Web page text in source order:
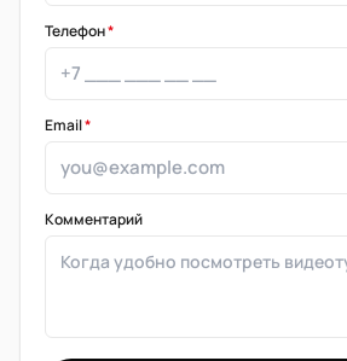
Телефон*
Email*
Комментарий